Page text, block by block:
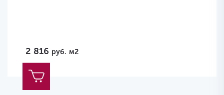
2 816 руб. м2